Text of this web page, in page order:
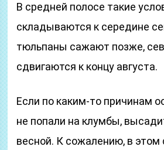
В средней полосе такие
складываются к середине
тюльпаны сажают позже,
сдвигаются к концу августа.
Если по каким-то причинам
не попали на клумбы,
весной. К сожалению, в этом